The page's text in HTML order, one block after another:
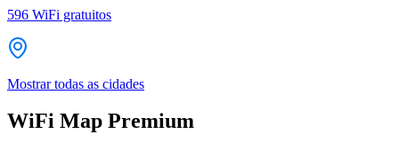
596 WiFi gratuitos
Mostrar todas as cidades
WiFi Map Premium